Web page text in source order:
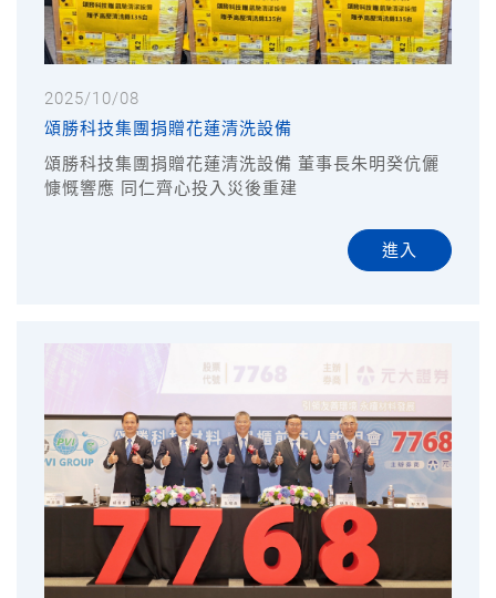
2025/10/08
頌勝科技集團捐贈花蓮清洗設備
頌勝科技集團捐贈花蓮清洗設備 董事長朱明癸伉儷
慷慨響應 同仁齊心投入災後重建
進入